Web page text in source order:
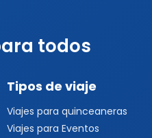
todos
Tipos de viaje
Viajes para quinceaneras
Viajes para Eventos